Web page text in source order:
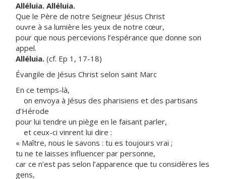
Alléluia. Alléluia.
Que le Père de notre Seigneur Jésus Christ
ouvre à sa lumière les yeux de notre cœur,
pour que nous percevions l’espérance que donne son
appel.
Alléluia. (cf. Ep 1, 17-18)
Évangile de Jésus Christ selon saint Marc
En ce temps-là,
on envoya à Jésus des pharisiens et des partisans
d’Hérode
pour lui tendre un piège en le faisant parler,
et ceux-ci vinrent lui dire :
« Maître, nous le savons : tu es toujours vrai ;
tu ne te laisses influencer par personne,
car ce n’est pas selon l’apparence que tu considères les
gens,